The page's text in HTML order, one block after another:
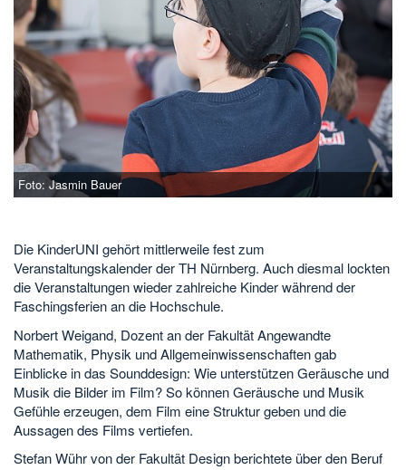
Foto: Jasmin Bauer
Die KinderUNI gehört mittlerweile fest zum
Veranstaltungskalender der TH Nürnberg. Auch diesmal lockten
die Veranstaltungen wieder zahlreiche Kinder während der
Faschingsferien an die Hochschule.
Norbert Weigand, Dozent an der Fakultät Angewandte
Mathematik, Physik und Allgemeinwissenschaften gab
Einblicke in das Sounddesign: Wie unterstützen Geräusche und
Musik die Bilder im Film? So können Geräusche und Musik
Gefühle erzeugen, dem Film eine Struktur geben und die
Aussagen des Films vertiefen.
Stefan Wühr von der Fakultät Design berichtete über den Beruf